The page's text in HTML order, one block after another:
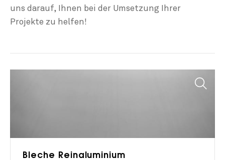
uns darauf, Ihnen bei der Umsetzung Ihrer
Projekte zu helfen!
Bleche Reinaluminium